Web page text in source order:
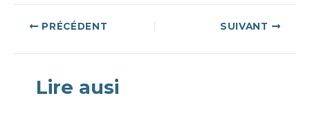
Navigation
PRÉCÉDENT SUIVANT
Lire ausi